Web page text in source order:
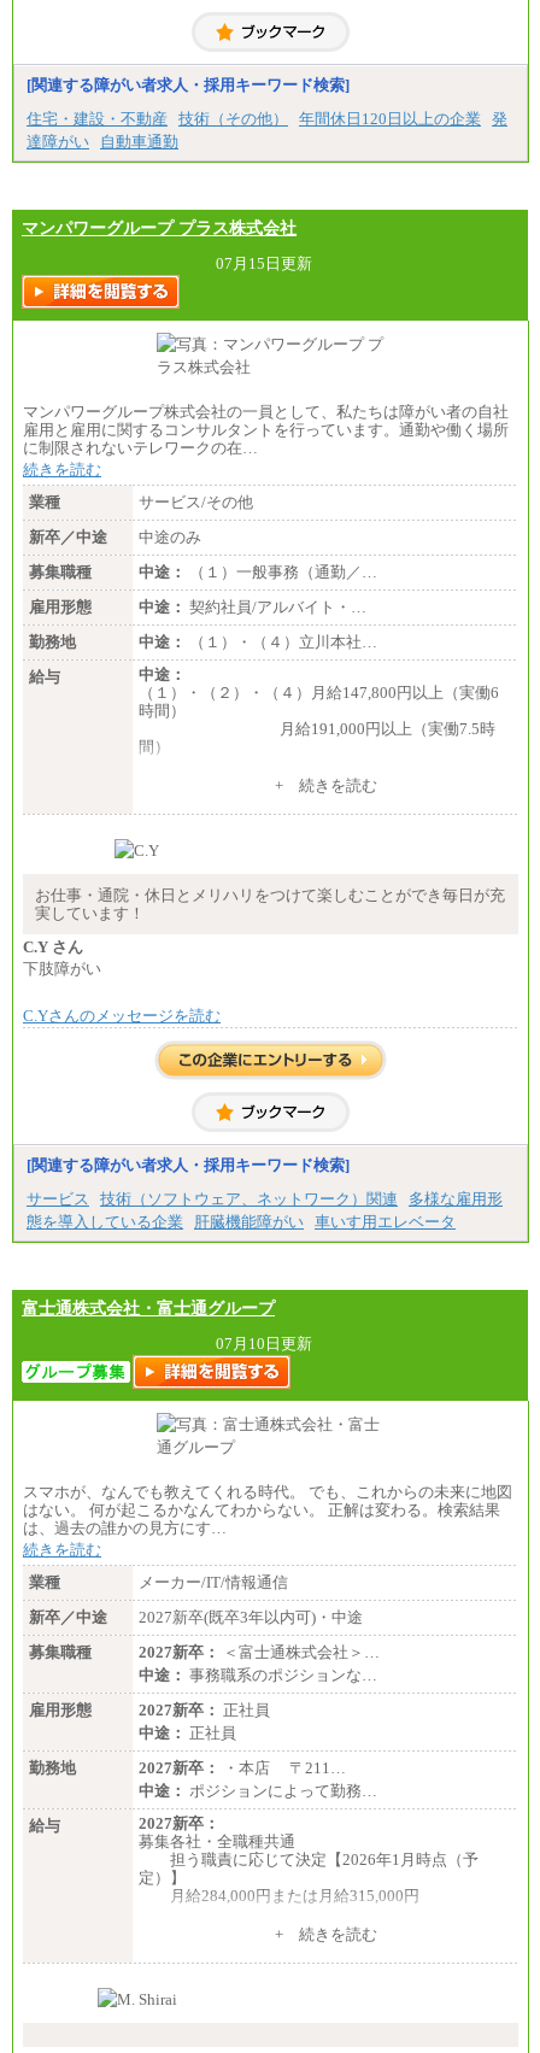
【契約社員】月給200,000円～
[関連する障がい者求人・採用キーワード検索]
住宅・建設・不動産
技術（その他） 年間休日120日以上の企業
発
達障がい
自動車通勤
マンパワーグループ プラス株式会社
07月15日更新
マンパワーグループ株式会社の一員として、私たちは障がい者の自社
雇用と雇用に関するコンサルタントを行っています。通勤や働く場所
に制限されないテレワークの在…
続きを読む
業種
サービス/その他
新卒／中途
中途のみ
募集職種
中途：
（１）一般事務（通勤／…
雇用形態
中途： 契約社員/アルバイト・…
勤務地
中途：
（１）・（４）立川本社…
給与
中途：
（１）・（２）・（４）月給147,800円以上（実働6
時間）
月給191,000円以上（実働7.5時
間）
（３）月給191,000円以上（実働7.5時間）
（５）月給147,800円以上（実働6時間）
時給 1,226円（実働4.5時間）
間額換算額）
・退職金相当手当 37円
+ 続きを読む
お仕事・通院・休日とメリハリをつけて楽しむことができ毎日が充
実しています！
C.Y さん
下肢障がい
C.Yさんのメッセージを読む
[関連する障がい者求人・採用キーワード検索]
サービス
技術（ソフトウェア、ネットワーク）関連
多様な雇用形
態を導入している企業
肝臓機能障がい 車いす用エレベータ
富士通株式会社・富士通グループ
07月10日更新
スマホが、なんでも教えてくれる時代。 でも、これからの未来に地図
はない。 何が起こるかなんてわからない。 正解は変わる。検索結果
は、過去の誰かの見方にす…
続きを読む
業種
メーカー/IT/情報通信
新卒／中途
2027新卒(既卒3年以内可)・中途
募集職種
2027新卒：
＜富士通株式会社＞…
中途： 事務職系のポジションな…
雇用形態
2027新卒： 正社員
中途： 正社員
勤務地
2027新卒：
・本店 〒211…
中途： ポジションによって勤務…
給与
2027新卒：
募集各社・全職種共通
担う職責に応じて決定【2026年1月時点（予
定）】
月給284,000円または月給315,000円
※入社後早期から、自律的な業務遂行が求めら
す。
い職責を担う方については、さらに高い金額を個別
+ 続きを読む